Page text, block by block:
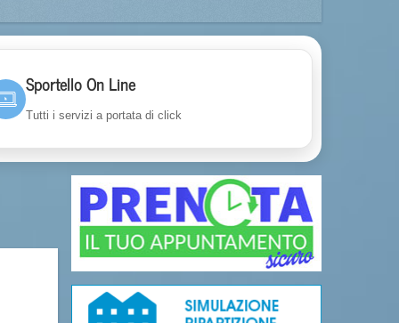
Sportello On Line
Tutti i servizi a portata di click